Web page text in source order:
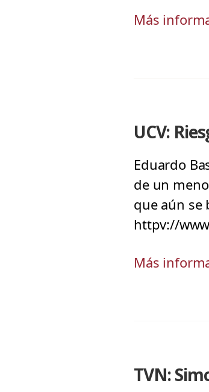
Más
UCV:
Eduardo
de un
que aún se
httpv://
Más
TVN: